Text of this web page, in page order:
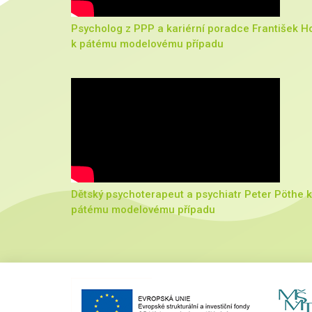
Psycholog z PPP a kariérní poradce František
k pátému modelovému případu
Dětský psychoterapeut a psychiatr Peter Pöthe k
pátému modelovému případu